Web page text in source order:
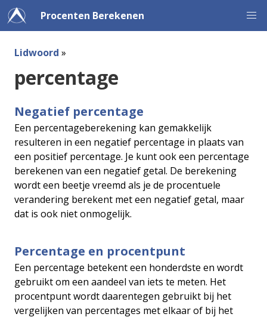
Procenten Berekenen
Lidwoord »
percentage
Negatief percentage
Een percentageberekening kan gemakkelijk
resulteren in een negatief percentage in plaats van
een positief percentage. Je kunt ook een percentage
berekenen van een negatief getal. De berekening
wordt een beetje vreemd als je de procentuele
verandering berekent met een negatief getal, maar
dat is ook niet onmogelijk.
Percentage en procentpunt
Een percentage betekent een honderdste en wordt
gebruikt om een aandeel van iets te meten. Het
procentpunt wordt daarentegen gebruikt bij het
vergelijken van percentages met elkaar of bij het